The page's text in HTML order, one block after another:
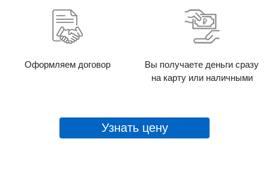
Оформляем договор
Вы получаете деньги сразу
на карту или наличными
Узнать цену